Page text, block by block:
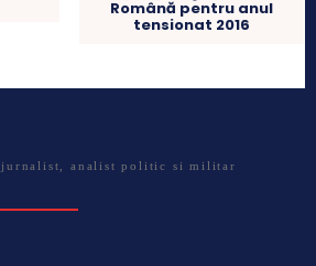
Română pentru anul
tensionat 2016
jurnalist, analist politic si militar